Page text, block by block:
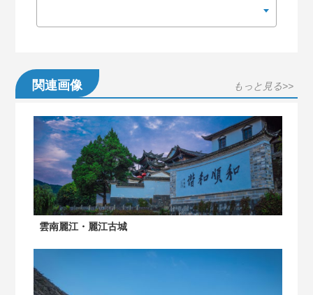
関連画像 もっと見る>>
雲南麗江・麗江古城